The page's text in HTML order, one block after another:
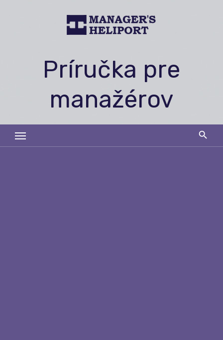
Príručka pre
manažérov